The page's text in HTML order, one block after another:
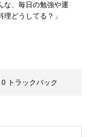
な、毎日の勉強や運
理どうしてる？」
0 トラックバック